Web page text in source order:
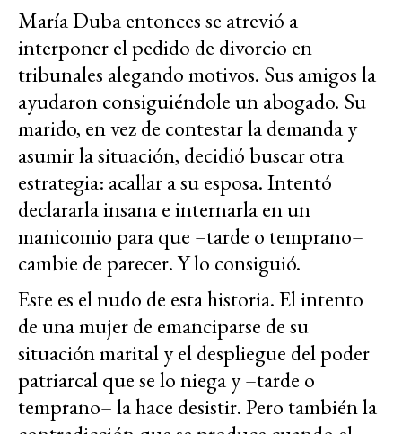
María Duba entonces se atrevió a
interponer el pedido de divorcio en
tribunales alegando motivos. Sus amigos la
ayudaron consiguiéndole un abogado. Su
marido, en vez de contestar la demanda y
asumir la situación, decidió buscar otra
estrategia: acallar a su esposa. Intentó
declararla insana e internarla en un
manicomio para que –tarde o temprano–
cambie de parecer. Y lo consiguió.
Este es el nudo de esta historia. El intento
de una mujer de emanciparse de su
situación marital y el despliegue del poder
patriarcal que se lo niega y –tarde o
temprano– la hace desistir. Pero también la